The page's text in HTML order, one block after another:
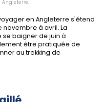
florales (Chelsea Flower
(Hay Festival), festivals
Download), courses
des puffins et
en Angleterre s'étend
à avril. La
baigner de juin à
être pratiquée de
au trekking de